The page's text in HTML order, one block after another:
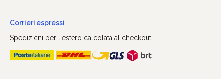
Corrieri espressi
Spedizioni per l'estero calcolata al checkout